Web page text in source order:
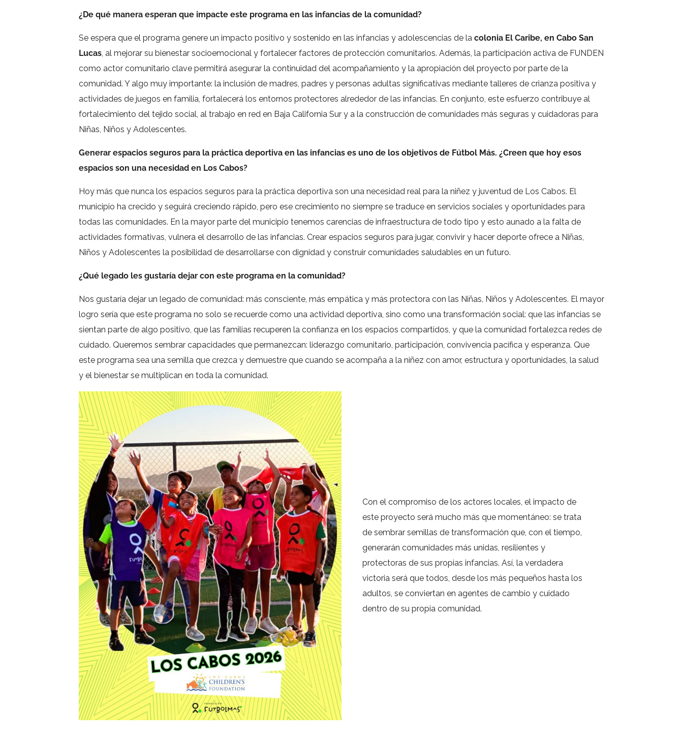
¿De qué manera esperan que impacte este programa en las infancias de la comunidad?
Se espera que el programa genere un impacto positivo y sostenido en las infancias y adolescencias de la colonia El Caribe, en Cabo San
Lucas, al mejorar su bienestar socioemocional y fortalecer factores de protección comunitarios. Además, la participación activa de FUNDEN
como actor comunitario clave permitirá asegurar la continuidad del acompañamiento y la apropiación del proyecto por parte de la
comunidad. Y algo muy importante: la inclusión de madres, padres y personas adultas significativas mediante talleres de crianza positiva y
actividades de juegos en familia, fortalecerá los entornos protectores alrededor de las infancias. En conjunto, este esfuerzo contribuye al
fortalecimiento del tejido social, al trabajo en red en Baja California Sur y a la construcción de comunidades más seguras y cuidadoras para
Niñas, Niños y Adolescentes.
Generar espacios seguros para la práctica deportiva en las infancias es uno de los objetivos de Fútbol Más. ¿Creen que hoy esos
espacios son una necesidad en Los Cabos?
Hoy más que nunca los espacios seguros para la práctica deportiva son una necesidad real para la niñez y juventud de Los Cabos. El
municipio ha crecido y seguirá creciendo rápido, pero ese crecimiento no siempre se traduce en servicios sociales y oportunidades para
todas las comunidades. En la mayor parte del municipio tenemos carencias de infraestructura de todo tipo y esto aunado a la falta de
actividades formativas, vulnera el desarrollo de las infancias. Crear espacios seguros para jugar, convivir y hacer deporte ofrece a Niñas,
Niños y Adolescentes la posibilidad de desarrollarse con dignidad y construir comunidades saludables en un futuro.
¿Qué legado les gustaría dejar con este programa en la comunidad?
Nos gustaría dejar un legado de comunidad: más consciente, más empática y más protectora con las Niñas, Niños y Adolescentes. El mayor
logro sería que este programa no solo se recuerde como una actividad deportiva, sino como una transformación social: que las infancias se
sientan parte de algo positivo, que las familias recuperen la confianza en los espacios compartidos, y que la comunidad fortalezca redes de
cuidado. Queremos sembrar capacidades que permanezcan: liderazgo comunitario, participación, convivencia pacífica y esperanza. Que
este programa sea una semilla que crezca y demuestre que cuando se acompaña a la niñez con amor, estructura y oportunidades, la salud
y el bienestar se multiplican en toda la comunidad.
Con el compromiso de los actores locales, el impacto de
este proyecto será mucho más que momentáneo: se trata
de sembrar semillas de transformación que, con el tiempo,
generarán comunidades más unidas, resilientes y
protectoras de sus propias infancias. Así, la verdadera
victoria será que todos, desde los más pequeños hasta los
adultos, se conviertan en agentes de cambio y cuidado
dentro de su propia comunidad.